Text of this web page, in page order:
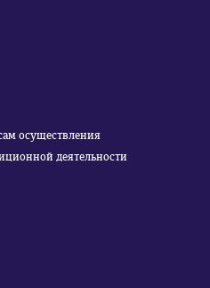
осуществления
деятельности